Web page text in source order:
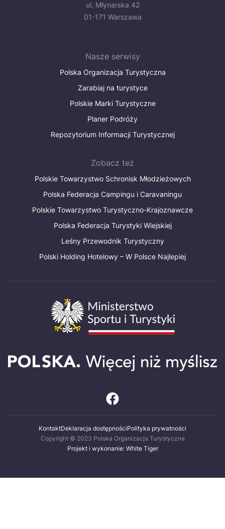
ul. Młynarska 42
01-171 Warszawa
Nasze serwisy
Polska Organizacja Turystyczna
Zarabiaj na turystyce
Polskie Marki Turystyczne
Planer Podróży
Repozytorium Informacji Turystycznej
Zobacz też
Polskie Towarzystwo Schronisk Młodzieżowych
Polska Federacja Campingu i Caravaningu
Polskie Towarzystwo Turystyczno-Krajoznawcze
Polska Federacja Turystyki Wiejskiej
Leśny Przewodnik Turystyczny
Polski Holding Hotelowy – W Polsce Najlepiej
KontaktDeklaracja dostępnościPolityka prywatności
Copyright © 2023 Polska Organizacja Turystyczna
Projekt i wykonanie: White Tiger